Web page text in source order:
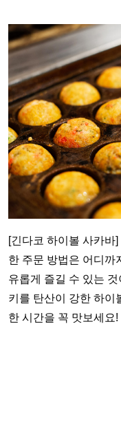
[긴다코 하이볼 사카바
한 주문 방법은 어디까
유롭게 즐길 수 있는
키를 탄산이 강한 하이
한 시간을 꼭 맛보세요!